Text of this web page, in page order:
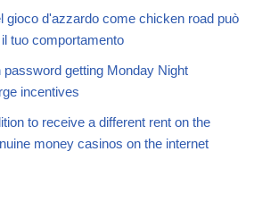
gioco d'azzardo come chicken road può
tuo comportamento
getting Monday Night
incentives
to receive a different rent on the
money casinos on the internet